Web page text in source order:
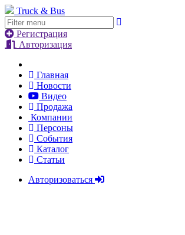
Truck & Bus
Регистрация
Авторизация
Главная
Новости
Видео
Продажа
Компании
Персоны
События
Каталог
Статьи
Авторизоваться